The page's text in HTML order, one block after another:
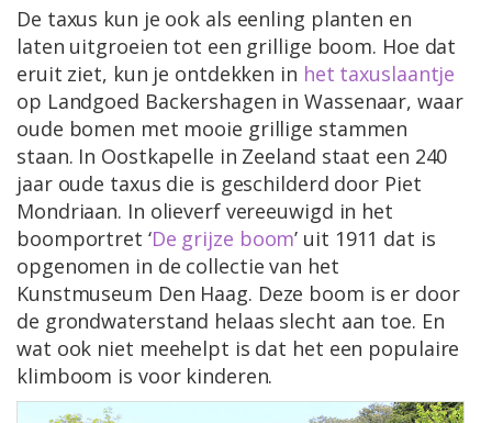
De taxus kun je ook als eenling planten en
laten uitgroeien tot een grillige boom. Hoe dat
eruit ziet, kun je ontdekken in het taxuslaantje
op Landgoed Backershagen in Wassenaar, waar
oude bomen met mooie grillige stammen
staan. In Oostkapelle in Zeeland staat een 240
jaar oude taxus die is geschilderd door Piet
Mondriaan. In olieverf vereeuwigd in het
boomportret ‘De grijze boom’ uit 1911 dat is
opgenomen in de collectie van het
Kunstmuseum Den Haag. Deze boom is er door
de grondwaterstand helaas slecht aan toe. En
wat ook niet meehelpt is dat het een populaire
klimboom is voor kinderen.